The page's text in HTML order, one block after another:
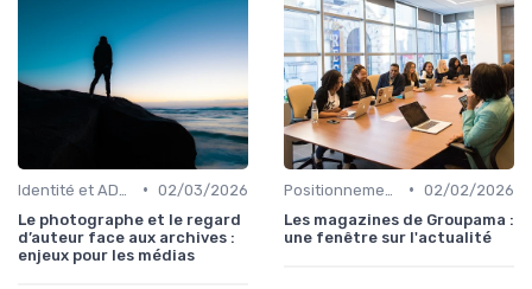
• 02/03/2026
Le photographe et le regard
d’auteur face aux archives :
enjeux pour les médias
• 02/02/2026
Les magazines de Groupama :
une fenêtre sur l'actualité